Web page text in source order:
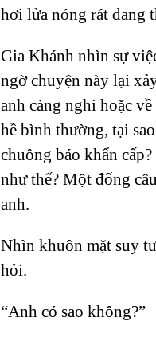
hơi lửa nóng rát đang
Gia Khánh nhìn sự
ngờ chuyện này lại
anh càng nghi hoặc
hề bình thường, tại
chuông báo khẩn
như thế? Một đống
anh.
Nhìn khuôn mặt suy
hỏi.
“Anh có sao không?”